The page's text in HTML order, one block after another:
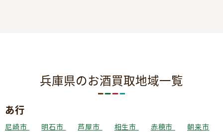
兵庫県のお酒買取地域一覧
あ行
尼崎市 明石市 芦屋市 相生市 赤穂市
朝来市